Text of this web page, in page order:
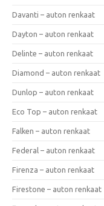
Davanti – auton renkaat
Dayton – auton renkaat
Delinte – auton renkaat
Diamond – auton renkaat
Dunlop – auton renkaat
Eco Top – auton renkaat
Falken – auton renkaat
Federal – auton renkaat
Firenza – auton renkaat
Firestone – auton renkaat